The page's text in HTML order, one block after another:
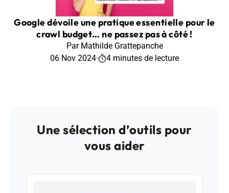
Google dévoile une pratique essentielle pour le
crawl budget… ne passez pas à côté !
Par Mathilde Grattepanche
06 Nov 2024· 4 minutes de lecture
Une sélection d’outils pour
vous aider